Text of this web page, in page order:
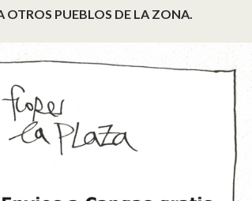
OTROS PUEBLOS DE LA ZONA.